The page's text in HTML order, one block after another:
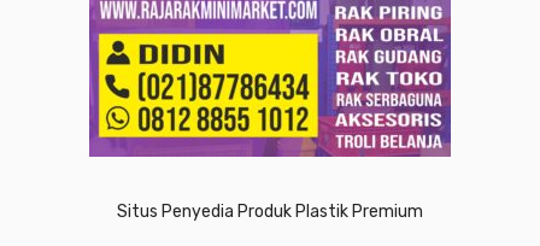
Situs Penyedia Produk Plastik Premium